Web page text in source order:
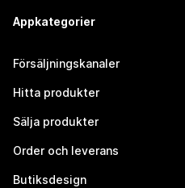
Appkategorier
Försäljningskanaler
Hitta produkter
Sälja produkter
Order och leverans
Butiksdesign